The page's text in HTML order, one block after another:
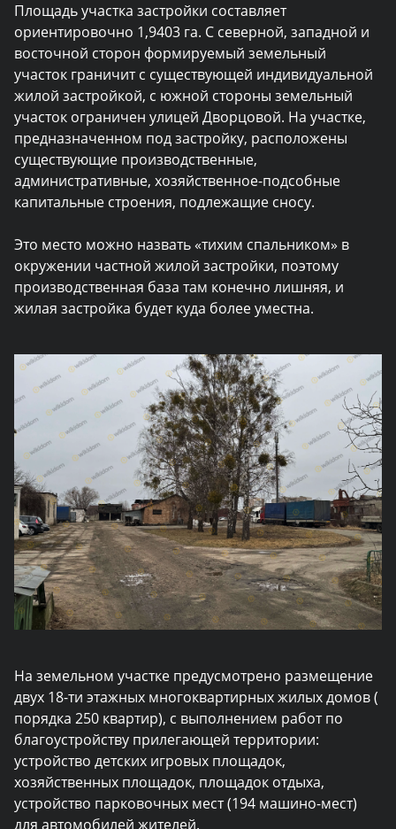
Площадь участка застройки составляет
ориентировочно 1,9403 га. С северной, западной и
восточной сторон формируемый земельный
участок граничит с существующей индивидуальной
жилой застройкой, с южной стороны земельный
участок ограничен улицей Дворцовой. На участке,
предназначенном под застройку, расположены
существующие производственные,
административные, хозяйственное-подсобные
капитальные строения, подлежащие сносу.
Это место можно назвать «тихим спальником» в
окружении частной жилой застройки, поэтому
производственная база там конечно лишняя, и
жилая застройка будет куда более уместна.
На земельном участке предусмотрено размещение
двух 18-ти этажных многоквартирных жилых домов (
порядка 250 квартир), с выполнением работ по
благоустройству прилегающей территории:
устройство детских игровых площадок,
хозяйственных площадок, площадок отдыха,
устройство парковочных мест (194 машино-мест)
для автомобилей жителей.